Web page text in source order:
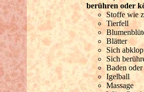
berühren oder
Stoffe wie
Tierfell
Blätter
Sich
Sich
Baden
Igelball
Massage